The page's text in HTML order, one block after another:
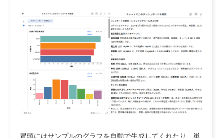
冒頭にはサンプルのグラフを自動で生成してくれたり、単